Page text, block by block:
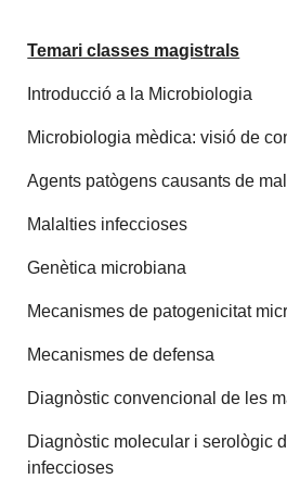
Temari classes magistrals
Introducció a la Microbiologia
Microbiologia mèdica: visió de
Agents patògens causants de
Malalties infeccioses
Genètica microbiana
Mecanismes de patogenicitat
Mecanismes de defensa
Diagnòstic convencional de les
Diagnòstic molecular i serològic
infeccioses